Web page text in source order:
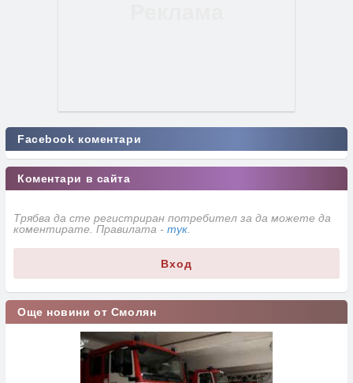
Facebook коментари
Коментари в сайта
Трябва да сте регистриран потребител за да можете да
коментирате. Правилата - тук
Вход
Още новини от Смолян